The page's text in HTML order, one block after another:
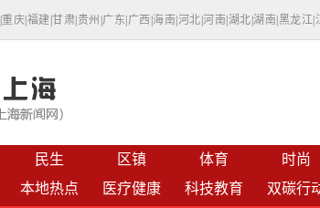
|重庆 福建 |甘肃 贵州 广东 广西 海南 河北 |河南 湖北 |湖南 黑龙江
民生 区镇 体育 时尚
本地热点 医疗健康 科技教育 双碳行